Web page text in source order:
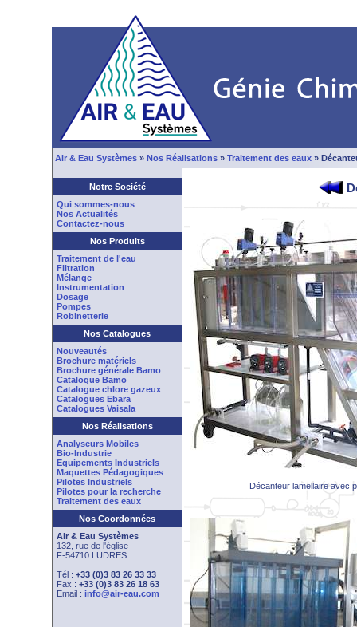
Air & Eau Systèmes » Nos Réalisations » Traitement des eaux »
Notre Société
Qui sommes-nous
Nos Actualités
Contactez-nous
Nos Produits
Traitement de l'eau
Filtration
Mélange
Instrumentation
Dosage
Pompes
Robinetterie
Nos Catalogues
Nouveautés
Brochure matériels
Brochure générale Bamo
Catalogue Bamo
Catalogue chlore gazeux
Catalogues Ebara
Catalogues Vaisala
Nos Réalisations
Analyseurs Mobiles
Bio-Industrie
Equipements Industriels
Maquettes Pédagogiques
Pilotes Industriels
Pilotes pour la recherche
Traitement des eaux
Nos Coordonnées
Air & Eau Systèmes
132, rue de l'église
F-54710 LUDRES
Tél : +33 (0)3 83 26 33 33
Fax : +33 (0)3 83 26 18 63
Email : info@air-eau.com
Décanteur lamellaire avec